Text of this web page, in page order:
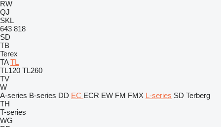
RW
QJ
SKL
643 818
SD
TB
Terex
TA TL
TL120 TL260
TV
W
A-series B-series DD EC ECR EW FM FMX L-series SD Terberg
TH
T-series
WG